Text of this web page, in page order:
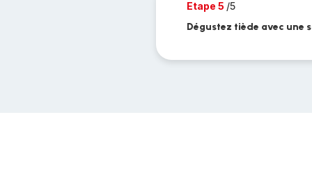
Etape 5 /5
Dégustez tiède avec une